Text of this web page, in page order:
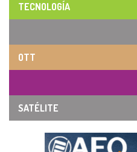
TECNOLOGÍA
OTT
SATÉLITE